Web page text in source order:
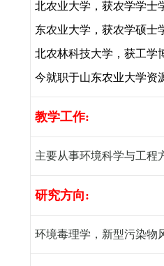
北农业大学，获农学学士
东农业大学，获农学硕士
北农林科技大学，获工学
今就职于山东农业大学资
教学工作:
主要从事环境科学与工程
研究方向:
环境毒理学，新型污染物